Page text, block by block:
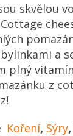
skvělou
a
plný
z
Koření, Sýry,